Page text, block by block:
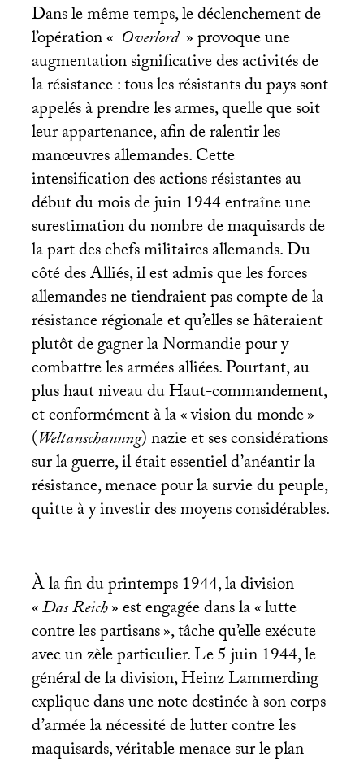
Dans le même temps, le déclenchement de
l’opération « Overlord » provoque une
augmentation significative des activités de
la résistance : tous les résistants du pays sont
appelés à prendre les armes, quelle que soit
leur appartenance, afin de ralentir les
manœuvres allemandes. Cette
intensification des actions résistantes au
début du mois de juin 1944 entraîne une
surestimation du nombre de maquisards de
la part des chefs militaires allemands. Du
côté des Alliés, il est admis que les forces
allemandes ne tiendraient pas compte de la
résistance régionale et qu’elles se hâteraient
plutôt de gagner la Normandie pour y
combattre les armées alliées. Pourtant, au
plus haut niveau du Haut-commandement,
et conformément à la «vision du monde»
(Weltanschauung) nazie et ses considérations
sur la guerre, il était essentiel d’anéantir la
résistance, menace pour la survie du peuple,
quitte à y investir des moyens considérables.
À la fin du printemps 1944, la division
«Das Reich» est engagée dans la «lutte
contre les partisans», tâche qu’elle exécute
avec un zèle particulier. Le 5 juin 1944, le
général de la division, Heinz Lammerding
explique dans une note destinée à son corps
d’armée la nécessité de lutter contre les
maquisards, véritable menace sur le plan